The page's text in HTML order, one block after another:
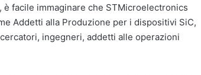
facile immaginare che STMicroelectronics
Addetti alla Produzione per i dispositivi SiC,
ingegneri, addetti alle operazioni